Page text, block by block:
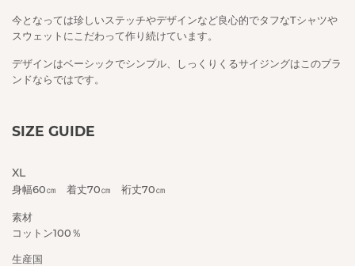
今となっては珍しいステッチやデザインなど良心的でタフなTシャツや
スウェットにこだわって作り続けています。
デザインはベーシックでシンプル、しっくりくるサイジングはこのブラ
ンドならではです。
SIZE GUIDE
XL
身幅60㎝ 着丈70㎝ 裄丈70㎝
素材
コットン100％
生産国